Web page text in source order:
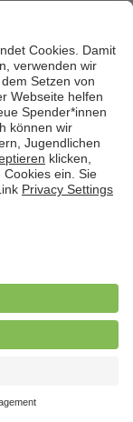
SOS-
Std./Wo.),